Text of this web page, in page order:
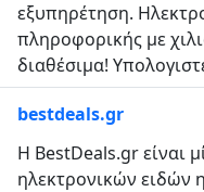
εξυπηρέτηση.
πληροφορικής με
διαθέσιμα!
bestdeals.gr
Η BestDeals.gr είναι
ηλεκτρονικών ειδών